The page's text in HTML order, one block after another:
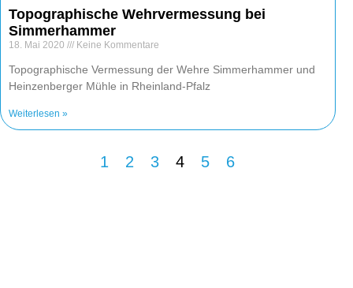
Topographische Wehrvermessung bei
Simmerhammer
18. Mai 2020 Keine Kommentare
Topographische Vermessung der Wehre Simmerhammer und
Heinzenberger Mühle in Rheinland-Pfalz
Weiterlesen »
1 2 3 4 5 6